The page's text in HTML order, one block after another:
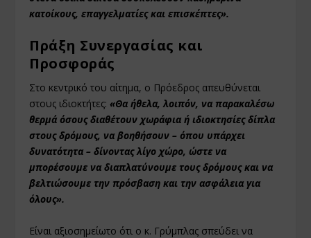
κατοίκους, επαγγελματίες και επισκέπτες».
Πράξη Συνεργασίας και
Προσφοράς
Στο κεντρικό του αίτημα, ο Πρόεδρος απευθύνεται
στους ιδιοκτήτες:«Θα ήθελα, λοιπόν, να παρακαλέσω
θερμά όσους διαθέτουν χωράφια ή ιδιοκτησίες δίπλα
στους δρόμους, να βοηθήσουν – όπου υπάρχει
δυνατότητα – δίνοντας λίγο χώρο, ώστε να
μπορέσουμε να διαπλατύνουμε τους δρόμους και να
βελτιώσουμε την πρόσβαση και την ασφάλεια για
όλους».
Είναι αξιοσημείωτο ότι ο κ. Γρύμπλας σπεύδει να